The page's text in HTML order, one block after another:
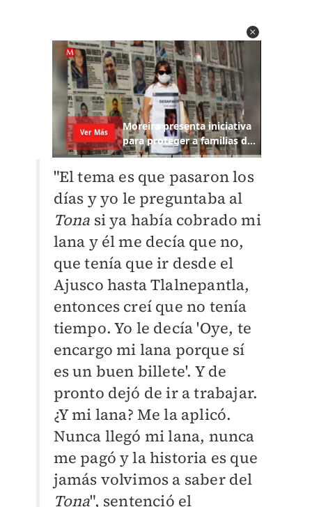
"El tema es que pasaron los
días y yo le preguntaba al
Tona si ya había cobrado mi
lana y él me decía que no,
que tenía que ir desde el
Ajusco hasta Tlalnepantla,
entonces creí que no tenía
tiempo. Yo le decía 'Oye, te
encargo mi lana porque sí
es un buen billete'. Y de
pronto dejó de ir a trabajar.
¿Y mi lana? Me la aplicó.
Nunca llegó mi lana, nunca
me pagó y la historia es que
jamás volvimos a saber del
Tona", sentenció el